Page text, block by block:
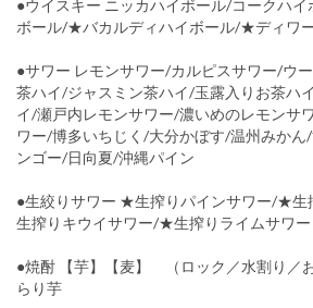
●ウイスキー ニッカハイボール/コークハ
ボール/★バカルディハイボール/★ディワ
●サワー レモンサワー/カルピスサワー/ウ
茶ハイ/ジャスミン茶ハイ/玉露入りお茶ハ
イ/瀬戸内レモンサワー/濃いめのレモンサ
ワー/博多いちじく/大分かぼす/温州みか
ンゴー/日向夏/沖縄パイン
●生絞りサワー ★生搾りパインサワー/★生
生搾りキウイサワー/★生搾りライムサワー
●焼酎 【芋】【麦】 （ロック／水割り
らり芋